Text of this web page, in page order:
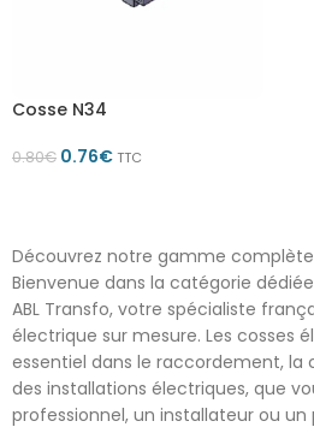
Cosse N34
0.80€ 0.76€TTC
Découvrez notre gamme
Bienvenue dans la catégorie
ABL Transfo, votre spécialiste
électrique sur mesure. Les cosses
essentiel dans le raccordement, la
des installations électriques, que
professionnel, un installateur ou